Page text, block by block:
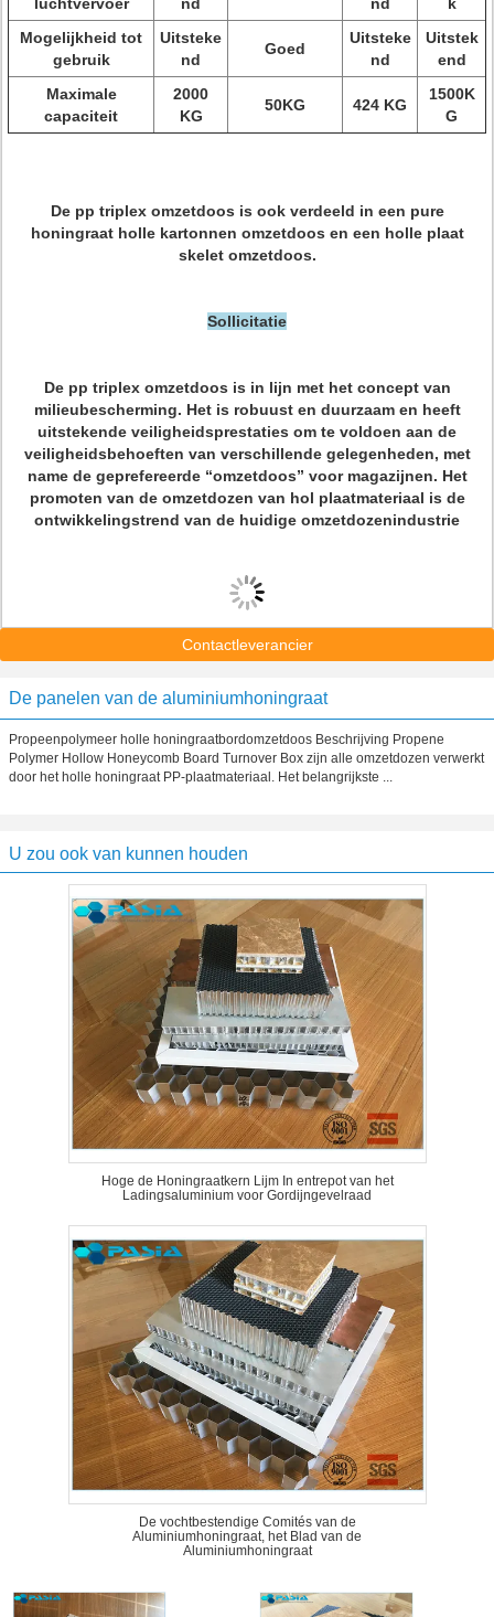
Mogelijkheid tot
gebruik
Uitsteke
nd
Goed
Uitsteke
nd
Uitstek
end
Maximale
capaciteit
2000
KG
50KG 424 KG
1500K
G
De pp triplex omzetdoos is ook verdeeld in een pure
honingraat holle kartonnen omzetdoos en een holle plaat
skelet omzetdoos.
Sollicitatie
De pp triplex omzetdoos is in lijn met het concept van
milieubescherming. Het is robuust en duurzaam en heeft
uitstekende veiligheidsprestaties om te voldoen aan de
veiligheidsbehoeften van verschillende gelegenheden, met
name de geprefereerde “omzetdoos” voor magazijnen. Het
promoten van de omzetdozen van hol plaatmateriaal is de
ontwikkelingstrend van de huidige omzetdozenindustrie
Contactleverancier
De panelen van de aluminiumhoningraat
Propeenpolymeer holle honingraatbordomzetdoos Beschrijving Propene
Polymer Hollow Honeycomb Board Turnover Box zijn alle omzetdozen verwerkt
door het holle honingraat PP-plaatmateriaal. Het belangrijkste ...
U zou ook van kunnen houden
Hoge de Honingraatkern Lijm In entrepot van het
Ladingsaluminium voor Gordijngevelraad
De vochtbestendige Comités van de
Aluminiumhoningraat, het Blad van de
Aluminiumhoningraat